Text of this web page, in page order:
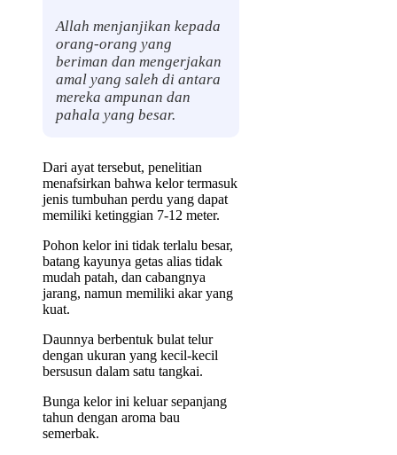
Allah menjanjikan kepada
orang-orang yang
beriman dan mengerjakan
amal yang saleh di antara
mereka ampunan dan
pahala yang besar.
Dari ayat tersebut, penelitian
menafsirkan bahwa kelor termasuk
jenis tumbuhan perdu yang dapat
memiliki ketinggian 7-12 meter.
Pohon kelor ini tidak terlalu besar,
batang kayunya getas alias tidak
mudah patah, dan cabangnya
jarang, namun memiliki akar yang
kuat.
Daunnya berbentuk bulat telur
dengan ukuran yang kecil-kecil
bersusun dalam satu tangkai.
Bunga kelor ini keluar sepanjang
tahun dengan aroma bau
semerbak.